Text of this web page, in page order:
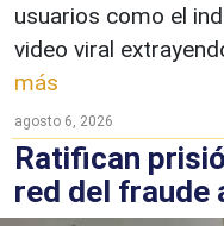
usuarios como el
video viral
más
agosto 6, 2026
Ratifican
red del fraude